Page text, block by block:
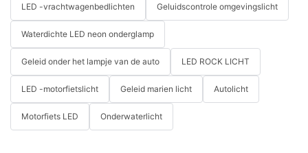
LED -vrachtwagenbedlichten Geluidscontrole omgevingslicht
Waterdichte LED neon onderglamp
Geleid onder het lampje van de auto LED ROCK LICHT
LED -motorfietslicht Geleid marien licht Autolicht
Motorfiets LED Onderwaterlicht